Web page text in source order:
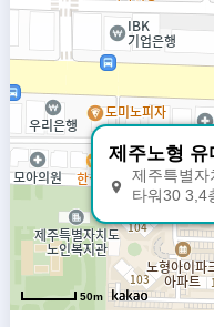
제주노형 유
제주특별
타워30 3,4
50m